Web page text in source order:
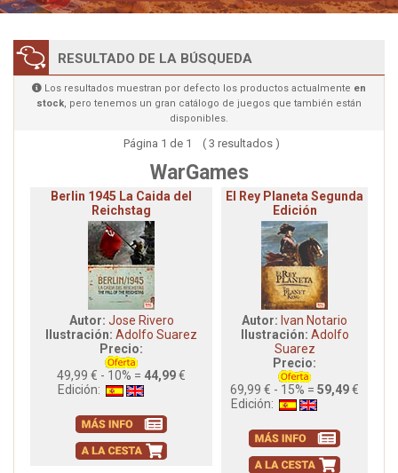
RESULTADO DE LA BÚSQUEDA
Los resultados muestran por defecto los productos actualmente en
stock, pero tenemos un gran catálogo de juegos que también están
disponibles.
Página 1 de 1 ( 3 resultados )
WarGames
Berlin 1945 La Caida del
Reichstag
Autor: Jose Rivero
Ilustración: Adolfo Suarez
Precio:
49,99 € - 10% = 44,99€
Edición:
El Rey Planeta Segunda
Edición
Autor: Ivan Notario
Ilustración: Adolfo
Suarez
Precio:
69,99 € - 15% = 59,49€
Edición: